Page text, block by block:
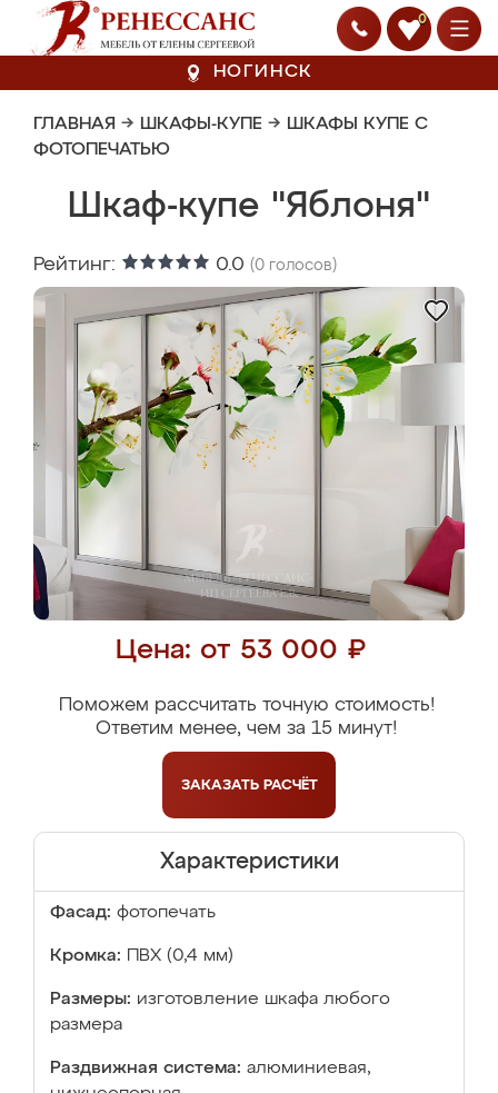
0
НОГИНСК
ГЛАВНАЯ → ШКАФЫ-КУПЕ → ШКАФЫ КУПЕ С
ФОТОПЕЧАТЬЮ
Шкаф-купе "Яблоня"
Рейтинг: 0.0 (0 голосов)
Цена: от 53 000 ₽
Поможем рассчитать точную стоимость!
Ответим менее, чем за 15 минут!
ЗАКАЗАТЬ РАСЧЁТ
Характеристики
Фасад: фотопечать
Кромка: ПВХ (0,4 мм)
Размеры: изготовление шкафа любого
размера
Раздвижная система: алюминиевая,